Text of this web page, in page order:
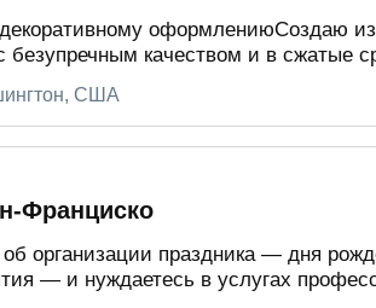
оформлениюСоздаю
качеством и в сжатые
США
Франциско
организации праздника — дня
— и нуждаетесь в услугах